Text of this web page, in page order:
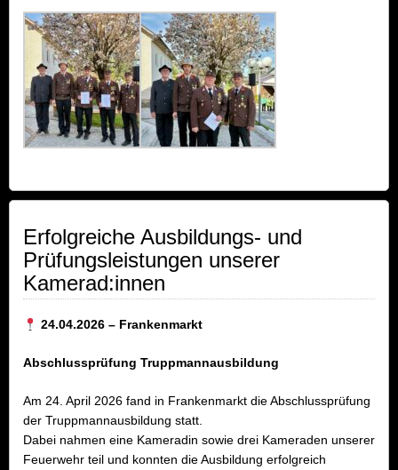
Erfolgreiche Ausbildungs- und
Prüfungsleistungen unserer
Kamerad:innen
24.04.2026 – Frankenmarkt
Abschlussprüfung Truppmannausbildung
Am 24. April 2026 fand in Frankenmarkt die Abschlussprüfung
der Truppmannausbildung statt.
Dabei nahmen eine Kameradin sowie drei Kameraden unserer
Feuerwehr teil und konnten die Ausbildung erfolgreich